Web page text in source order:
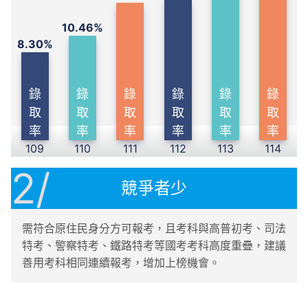
8.30%
錄
取
率
109
10.46%
錄
取
率
110
錄
取
率
111
錄
取
率
112
錄
取
率
113
錄
取
率
114
2/ 競爭者少
需符合原住民身分方可報考，且考科與高普初考、司法
特考、警察特考、鐵路特考等國考考科高度重疊，建議
善用考科相同連續報考，增加上榜機會。